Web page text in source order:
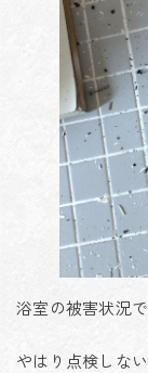
浴室の被害状況で
やはり点検しな